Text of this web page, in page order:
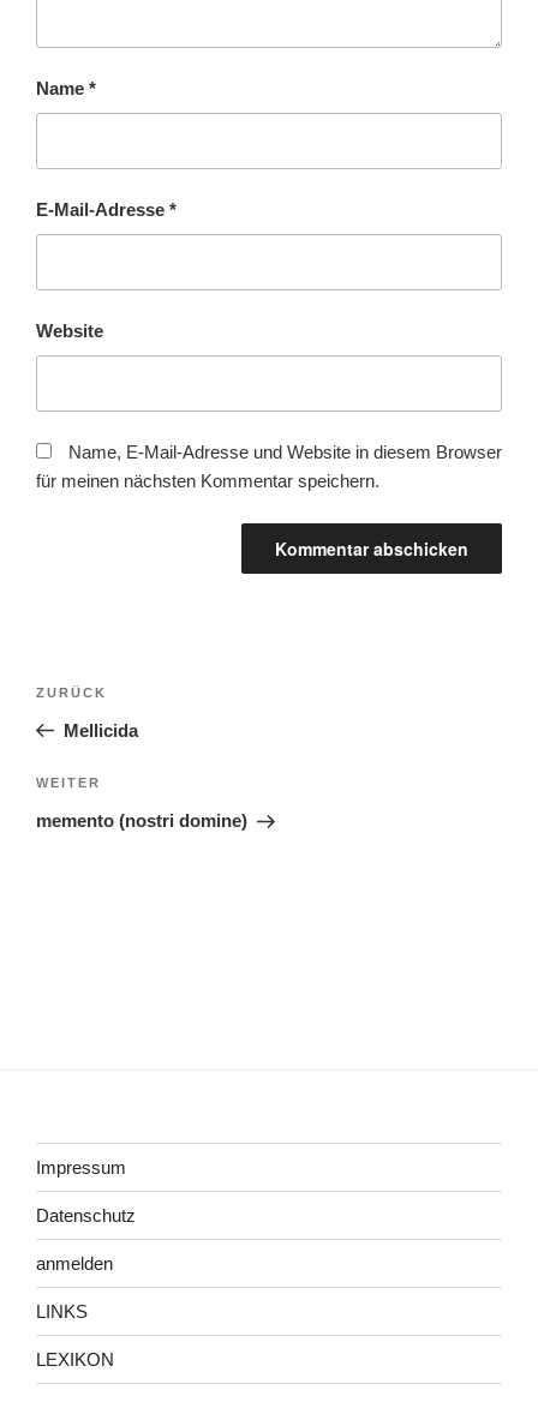
Name *
E-Mail-Adresse *
Website
Name, E-Mail-Adresse und Website in diesem Browser
für meinen nächsten Kommentar speichern.
Beitragsnavigation
Vorheriger
Beitrag
ZURÜCK
Mellicida
Nächster
Beitrag
WEITER
memento (nostri domine)
Impressum
Datenschutz
anmelden
LINKS
LEXIKON